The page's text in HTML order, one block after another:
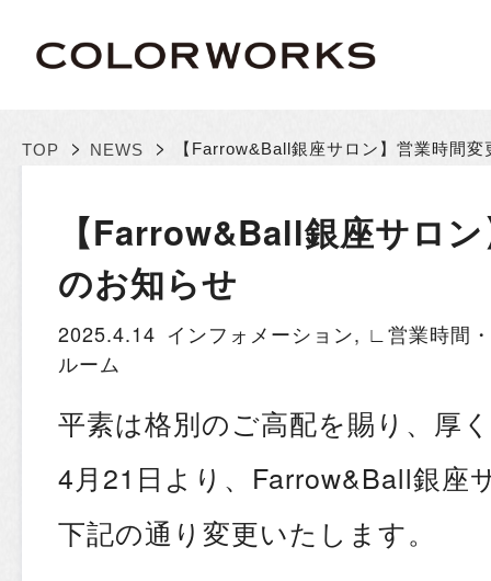
TOP > NEWS > 【Farrow&Ball銀座サロン】営業時間変
【Farrow&Ball銀座サロ
のお知らせ
2025.4.14 インフォメーション, ∟営業時間
ルーム
平素は格別のご高配を賜り、厚
4月21日より、Farrow&Ball銀座
下記の通り変更いたします。